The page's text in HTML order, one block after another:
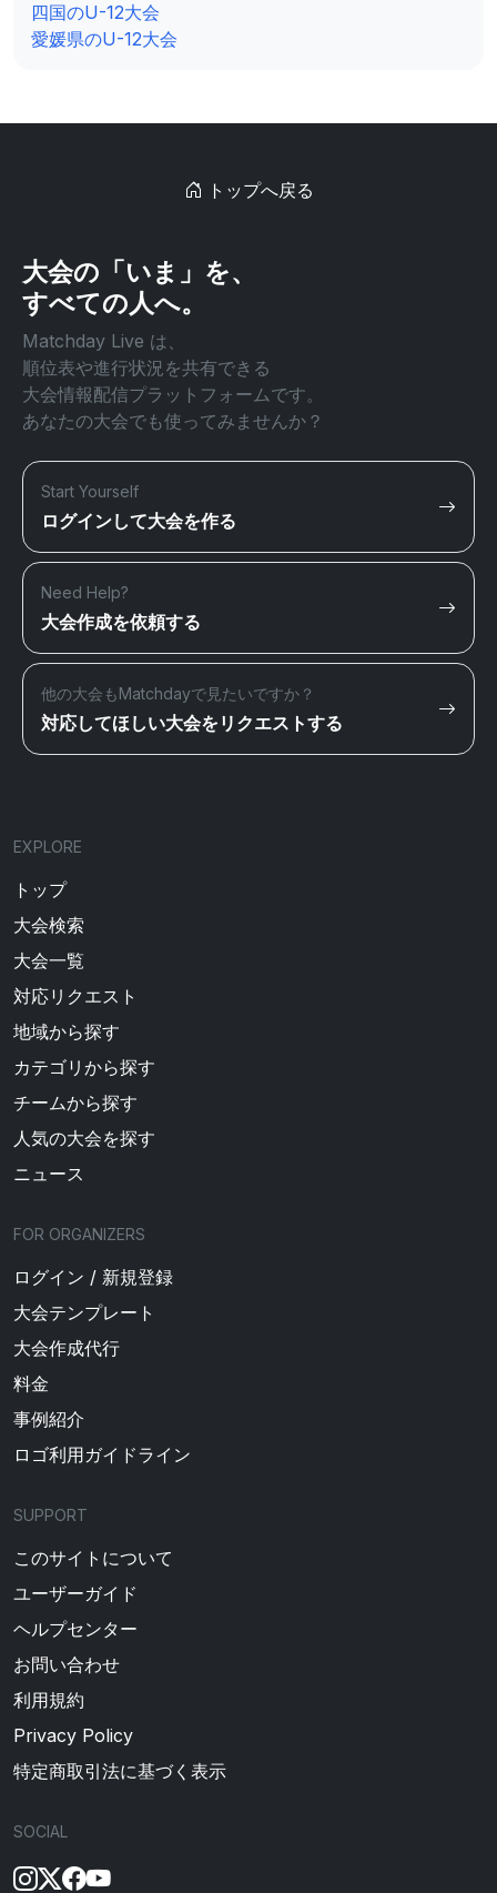
四国のU-12大会
愛媛県のU-12大会
トップへ戻る
大会の「いま」を、
すべての人へ。
Matchday Live は、
順位表や進行状況を共有できる
大会情報配信プラットフォームです。
あなたの大会でも使ってみませんか？
Start Yourself
ログインして大会を作る
Need Help?
大会作成を依頼する
他の大会もMatchdayで見たいですか？
対応してほしい大会をリクエストする
EXPLORE
トップ
大会検索
大会一覧
対応リクエスト
地域から探す
カテゴリから探す
チームから探す
人気の大会を探す
ニュース
FOR ORGANIZERS
ログイン / 新規登録
大会テンプレート
大会作成代行
料金
事例紹介
ロゴ利用ガイドライン
SUPPORT
このサイトについて
ユーザーガイド
ヘルプセンター
お問い合わせ
利用規約
Privacy Policy
特定商取引法に基づく表示
SOCIAL